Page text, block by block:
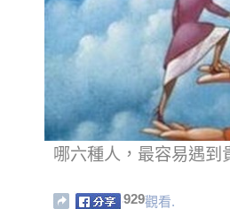
哪六種人，最容易遇到
929觀看.